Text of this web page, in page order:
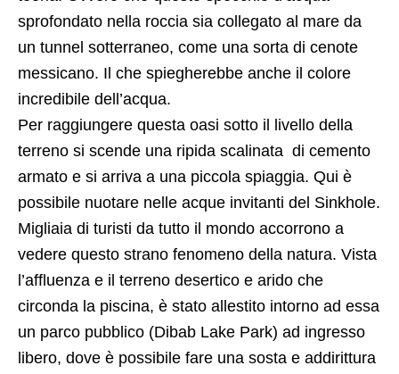
sprofondato nella roccia sia collegato al mare da
un tunnel sotterraneo, come una sorta di cenote
messicano. Il che spiegherebbe anche il colore
incredibile dell’acqua.
Per raggiungere questa oasi sotto il livello della
terreno si scende una ripida scalinata di cemento
armato e si arriva a una piccola spiaggia. Qui è
possibile nuotare nelle acque invitanti del Sinkhole.
Migliaia di turisti da tutto il mondo accorrono a
vedere questo strano fenomeno della natura. Vista
l’affluenza e il terreno desertico e arido che
circonda la piscina, è stato allestito intorno ad essa
un parco pubblico (Dibab Lake Park) ad ingresso
libero, dove è possibile fare una sosta e addirittura